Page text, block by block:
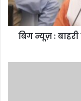
जमीन
खरीदना
अब
बिग न्यूज़ :